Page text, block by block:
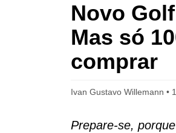
Novo
Mas só
comprar
Ivan Gustavo Willemann
Prepare-se,